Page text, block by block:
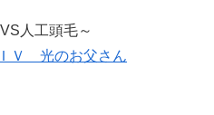
人工頭毛～
Ｖ 光のお父さん